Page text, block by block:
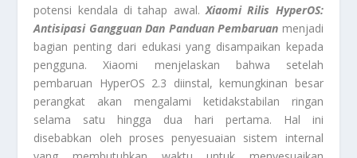
potensi kendala di tahap awal. Xiaomi Rilis HyperOS:
Antisipasi Gangguan Dan Panduan Pembaruan menjadi
bagian penting dari edukasi yang disampaikan kepada
pengguna. Xiaomi menjelaskan bahwa setelah
pembaruan HyperOS 2.3 diinstal, kemungkinan besar
perangkat akan mengalami ketidakstabilan ringan
selama satu hingga dua hari pertama. Hal ini
disebabkan oleh proses penyesuaian sistem internal